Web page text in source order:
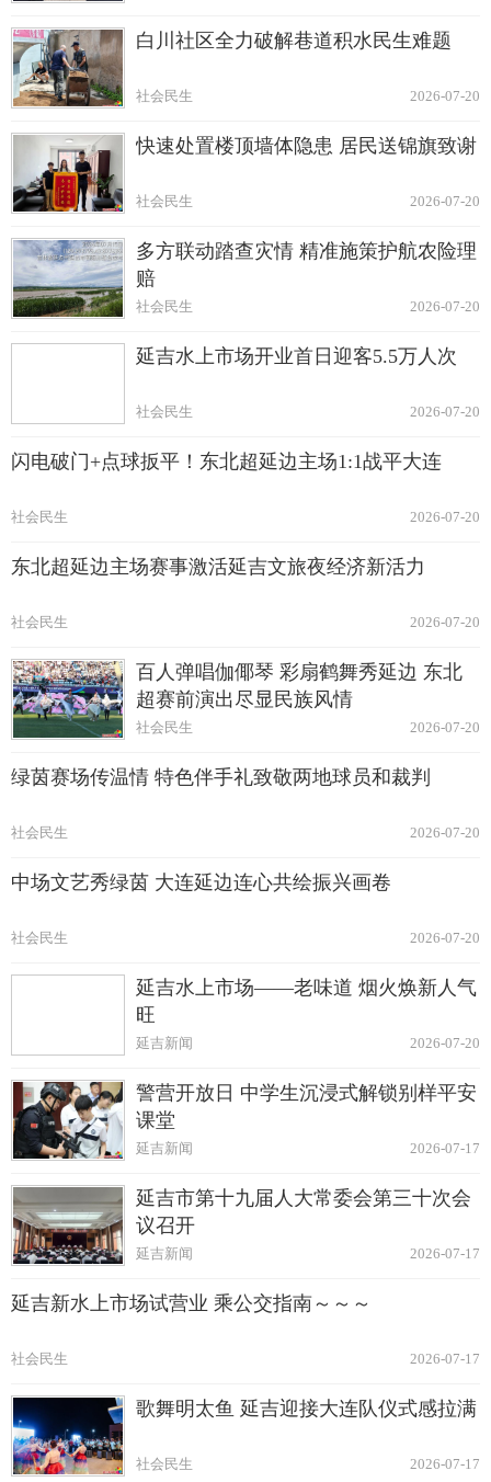
白川社区全力破解巷道积水民生难题
2026-07-20
社会民生
快速处置楼顶墙体隐患 居民送锦旗致谢
2026-07-20
社会民生
多方联动踏查灾情 精准施策护航农险理
赔
2026-07-20
社会民生
延吉水上市场开业首日迎客5.5万人次
2026-07-20
社会民生
闪电破门+点球扳平！东北超延边主场1:1战平大连
2026-07-20
社会民生
东北超延边主场赛事激活延吉文旅夜经济新活力
2026-07-20
社会民生
百人弹唱伽倻琴 彩扇鹤舞秀延边 东北
超赛前演出尽显民族风情
2026-07-20
社会民生
绿茵赛场传温情 特色伴手礼致敬两地球员和裁判
2026-07-20
社会民生
中场文艺秀绿茵 大连延边连心共绘振兴画卷
2026-07-20
社会民生
延吉水上市场——老味道 烟火焕新人气
旺
2026-07-20
延吉新闻
警营开放日 中学生沉浸式解锁别样平安
课堂
2026-07-17
延吉新闻
延吉市第十九届人大常委会第三十次会
议召开
2026-07-17
延吉新闻
延吉新水上市场试营业 乘公交指南～～～
2026-07-17
社会民生
歌舞明太鱼 延吉迎接大连队仪式感拉满
2026-07-17
社会民生